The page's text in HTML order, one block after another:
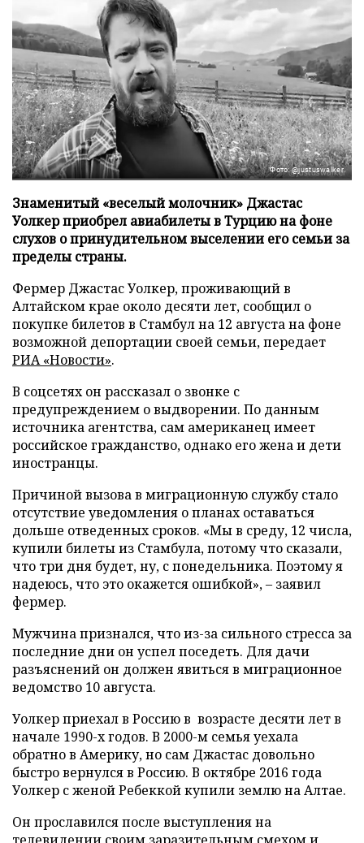
Фото: @justuswalker
Знаменитый «веселый молочник» Джастас
Уолкер приобрел авиабилеты в Турцию на фоне
слухов о принудительном выселении его семьи за
пределы страны.
Фермер Джастас Уолкер, проживающий в
Алтайском крае около десяти лет, сообщил о
покупке билетов в Стамбул на 12 августа на фоне
возможной депортации своей семьи, передает
РИА «Новости».
В соцсетях он рассказал о звонке с
предупреждением о выдворении. По данным
источника агентства, сам американец имеет
российское гражданство, однако его жена и дети
иностранцы.
Причиной вызова в миграционную службу стало
отсутствие уведомления о планах оставаться
дольше отведенных сроков. «Мы в среду, 12 числа,
купили билеты из Стамбула, потому что сказали,
что три дня будет, ну, с понедельника. Поэтому я
надеюсь, что это окажется ошибкой», – заявил
фермер.
Мужчина признался, что из-за сильного стресса за
последние дни он успел поседеть. Для дачи
разъяснений он должен явиться в миграционное
ведомство 10 августа.
Уолкер приехал в Россию в возрасте десяти лет в
начале 1990-х годов. В 2000-м семья уехала
обратно в Америку, но сам Джастас довольно
быстро вернулся в Россию. В октябре 2016 года
Уолкер с женой Ребеккой купили землю на Алтае.
Он прославился после выступления на